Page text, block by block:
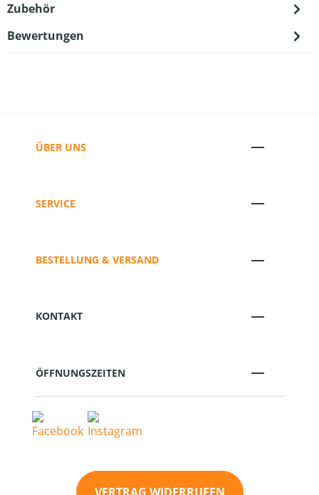
Zubehör
Bewertungen
ÜBER UNS
SERVICE
BESTELLUNG & VERSAND
KONTAKT
ÖFFNUNGSZEITEN